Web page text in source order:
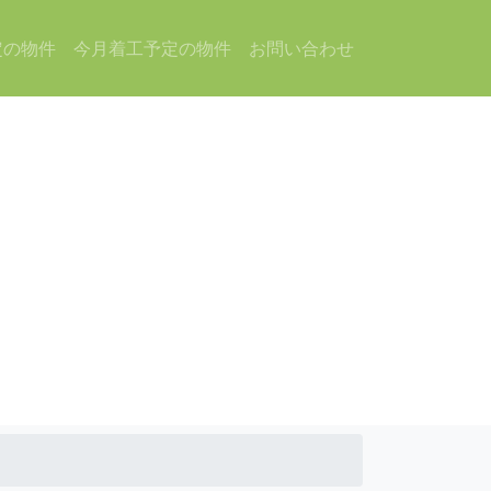
物件 今月着工予定の物件 お問い合わせ